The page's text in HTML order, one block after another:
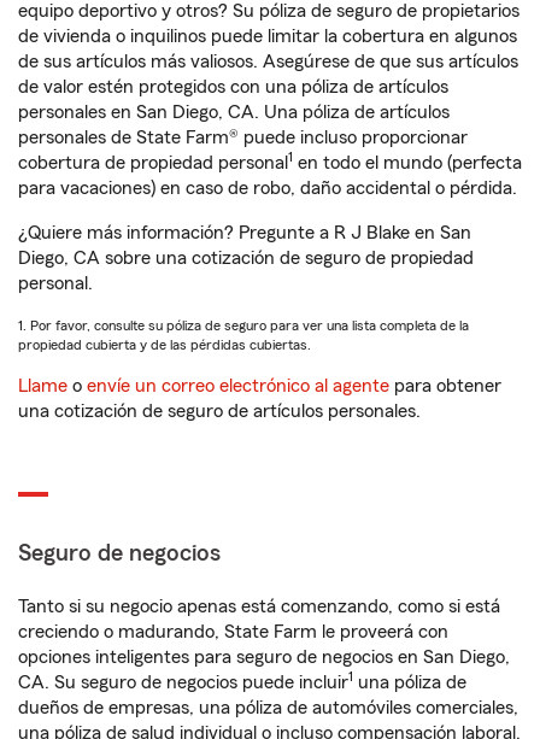
equipo deportivo y otros? Su póliza de seguro de propietarios
de vivienda o inquilinos puede limitar la cobertura en algunos
de sus artículos más valiosos. Asegúrese de que sus artículos
de valor estén protegidos con una póliza de artículos
personales en San Diego, CA. Una póliza de artículos
personales de State Farm® puede incluso proporcionar
cobertura de propiedad personal 1 en todo el mundo (perfecta
para vacaciones) en caso de robo, daño accidental o pérdida.
¿Quiere más información? Pregunte a R J Blake en San
Diego, CA sobre una cotización de seguro de propiedad
personal.
1. Por favor, consulte su póliza de seguro para ver una lista completa de la
propiedad cubierta y de las pérdidas cubiertas.
Llame o envíe un correo electrónico al agente para obtener
una cotización de seguro de artículos personales.
Seguro de negocios
Tanto si su negocio apenas está comenzando, como si está
creciendo o madurando, State Farm le proveerá con
opciones inteligentes para seguro de negocios en San Diego,
CA. Su seguro de negocios puede incluir1 una póliza de
dueños de empresas, una póliza de automóviles comerciales,
una póliza de salud individual o incluso compensación laboral.